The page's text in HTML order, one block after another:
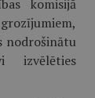
komisijā
nodrošinātu
izvēlēties